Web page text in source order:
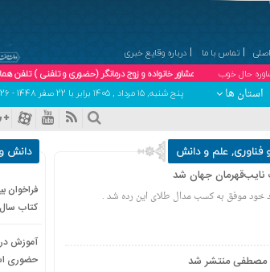
تماس با ما
درباره وقایع خبری
حال خوب
پیشه ؛ مشاور خانواده و زوج درمانگر (حضوری و تلفنی ) تلفن هماهنگی و تعیین
استان ها پنج شنبه, ۱۵ مرداد , ۱۴۰۵ برابر با 22 صفر 1448 - Thursday, 6 August , 2026
,علم و دانش
نایب‌قهرمان جهان شد
خود موفق به کسب مدال طلای این رده شد .
مصطفی منتشر شد
دانش
کتاب
آموزش
حضوری